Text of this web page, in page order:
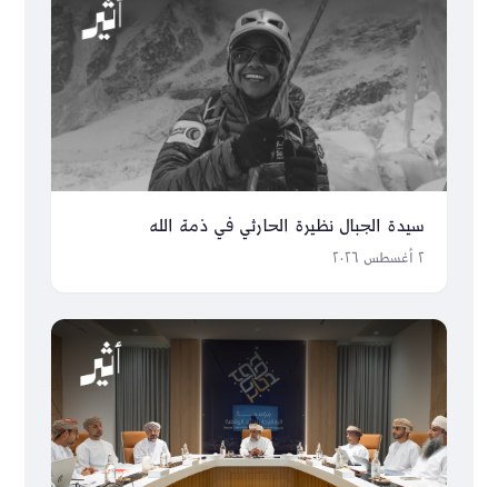
سيدة الجبال نظيرة الحارثي في ذمة الله
٢ أغسطس ٢٠٢٦